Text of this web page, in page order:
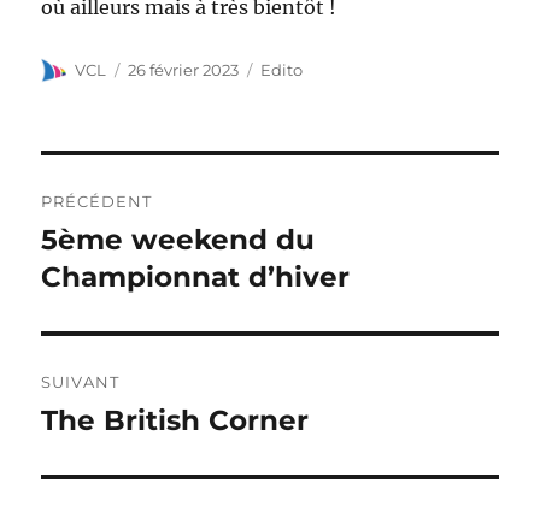
où ailleurs mais à très bientôt !
VCL 26 février 2023 Edito
PRÉCÉDENT
5ème weekend du
Championnat d’hiver
SUIVANT
The British Corner